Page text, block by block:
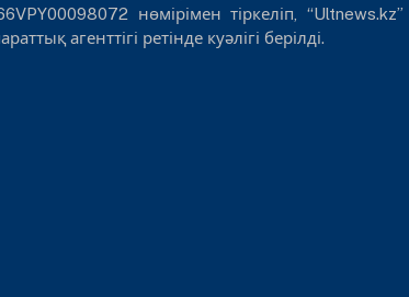
нөмірімен тіркеліп, “Ultnews.kz”
агенттігі ретінде куәлігі берілді.